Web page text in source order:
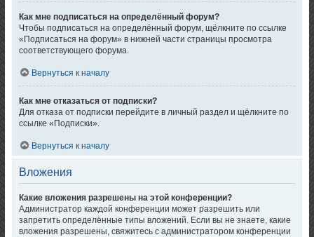
Как мне подписаться на определённый форум?
Чтобы подписаться на определённый форум, щёлкните по ссылке
«Подписаться на форум» в нижней части страницы просмотра
соответствующего форума.
Вернуться к началу
Как мне отказаться от подписки?
Для отказа от подписки перейдите в личный раздел и щёлкните по
ссылке «Подписки».
Вернуться к началу
Вложения
Какие вложения разрешены на этой конференции?
Администратор каждой конференции может разрешить или
запретить определённые типы вложений. Если вы не знаете, какие
вложения разрешены, свяжитесь с администратором конференции